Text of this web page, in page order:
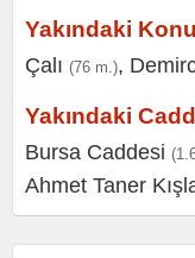
Yakındaki
Çalı (76 m.),
Yakındaki
Bursa Caddesi
Ahmet Taner